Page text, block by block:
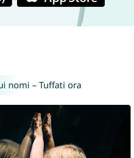
nomi – Tuffati ora